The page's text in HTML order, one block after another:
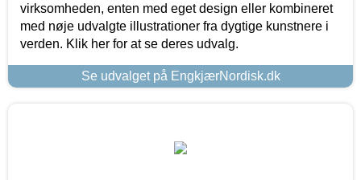
virksomheden, enten med eget design eller kombineret
med nøje udvalgte illustrationer fra dygtige kunstnere i
verden. Klik her for at se deres udvalg.
Se udvalget på EngkjærNordisk.dk